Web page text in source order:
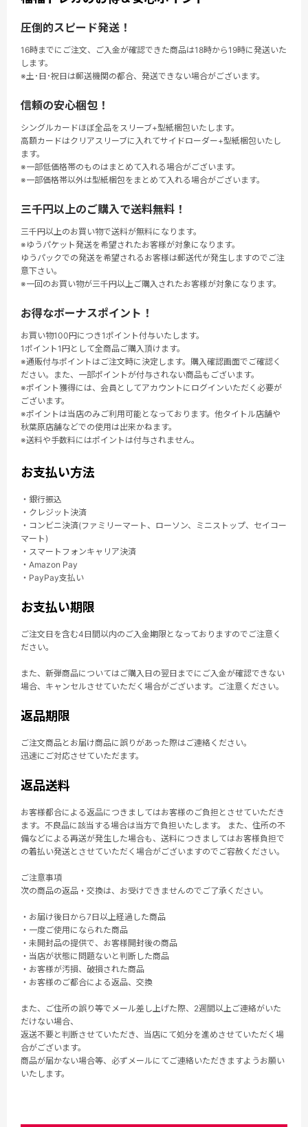
圧倒的スピード発送！
16時までにご注文、ご入金が確認できた商品は18時から19時に発送いた
します。
※土･日･祝日は郵送機関の都合、発送できない場合がございます。
信頼の安心梱包！
シングルカードほぼ全品をスリーブ+型紙梱包いたします。
高額カードはクリアスリーブに入れてサイドローダー+型紙梱包いたし
ます。
※一部低価格帯のものはまとめて入れる場合がございます。
※一部価格帯以外は型紙梱包をまとめて入れる場合がございます。
三千円以上のご購入で送料無料！
三千円以上のお買い物で送料が無料になります。
※ゆうパケット発送を希望されたお客様が対象になります。
ゆうパックでの発送を希望されるお客様は郵送代が発生しますのでご注
意下さい。
※一回のお買い物が三千円以上ご購入されたお客様が対象になります。
お得なボーナスポイント！
お買い物100円につき1ポイント付与いたします。
1ポイント1円として全商品ご購入頂けます。
※通販付与ポイントはご注文時に決定します。購入確認画面でご確認く
ださい。また、一部ポイントが付与されない商品もございます。
※ポイント獲得には、会員としてアカウントにログインいただく必要が
ございます。
※ポイントは当店のみご利用可能となっております。他タイトル店舗や
秋葉原店舗などでの使用は出来かねます。
※送料や手数料にはポイントは付与されません。
お支払い方法
・銀行振込
・クレジット決済
・コンビニ決済(ファミリーマート、ローソン、ミニストップ、セイコー
マート)
・スマートフォンキャリア決済
・Amazon Pay
・PayPay支払い
お支払い期限
ご注文日を含む4日間以内のご入金期限となっておりますのでご注意く
ださい。
また、新弾商品についてはご購入日の翌日までにご入金が確認できない
場合、キャンセルさせていただく場合がございます。ご注意ください。
返品期限
ご注文商品とお届け商品に誤りがあった際はご連絡ください。
迅速にご対応させていただます。
返品送料
お客様都合による返品につきましてはお客様のご負担とさせていただき
ます。不良品に該当する場合は当方で負担いたします。 また、住所の不
備などによる再送が発生した場合も、送料につきましてはお客様負担で
の着払い発送とさせていただく場合がございますのでご容赦ください。
ご注意事項
次の商品の返品・交換は、お受けできませんのでご了承ください。
・お届け後日から7日以上経過した商品
・一度ご使用になられた商品
・未開封品の提供で、お客様開封後の商品
・当店が状態に問題ないと判断した商品
・お客様が汚損、破損された商品
・お客様のご都合による返品、交換
また、ご住所の誤り等でメール差し上げた際、2週間以上ご連絡がいた
だけない場合、
返送不要と判断させていただき、当店にて処分を進めさせていただく場
合がございます。
商品が届かない場合等、必ずメールにてご連絡いただきますようお願い
いたします。